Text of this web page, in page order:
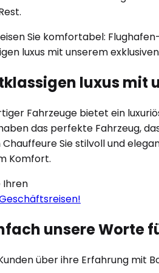
luxus
Fahrzeuge bietet ein
das perfekte Fahrzeug,
Sie stilvoll und
Komfort.
Ihren
unsere Worte
über ihre Erfahrung mit